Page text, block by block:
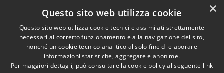
Dichiarazione di accessibilità
Copyright © 2026 • Comune di
×
Questo sito web utilizza cookie
Questo sito web utilizza cookie tecnici e assimilati strettamente
necessari al corretto funzionamento e alla navigazione del sito,
nonché un cookie tecnico analitico al solo fine di elaborare
informazioni statistiche, aggregate e anonime.
Per maggiori dettagli, può consultare la cookie policy al seguente link